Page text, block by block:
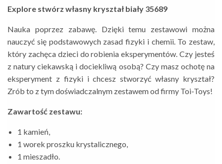
Explore stwórz własny kryształ biały 35689
Nauka poprzez zabawę. Dzięki temu zestawowi można
nauczyć się podstawowych zasad fizyki i chemii. To zestaw,
który zachęca dzieci do robienia eksperymentów. Czy jesteś
z natury ciekawską i dociekliwą osobą? Czy masz ochotę na
eksperyment z fizyki i chcesz stworzyć własny kryształ?
Zrób to z tym doświadczalnym zestawem od firmy Toi-Toys!
Zawartość zestawu:
1 kamień,
1 worek proszku krystalicznego,
1 mieszadło.